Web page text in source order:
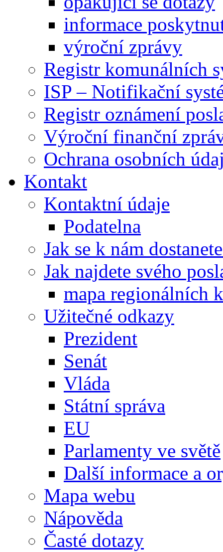
informace
výroční zprávy
Registr komunálních
ISP – Notifikační
Registr oznámení
Výroční finanční
Ochrana osobních
Kontakt
Kontaktní údaje
Podatelna
Jak se k nám
Jak najdete svého
mapa regionálních
Užitečné odkazy
Prezident
Senát
Vláda
Státní správa
EU
Parlamenty ve světě
Další informace a
Mapa webu
Nápověda
Časté dotazy